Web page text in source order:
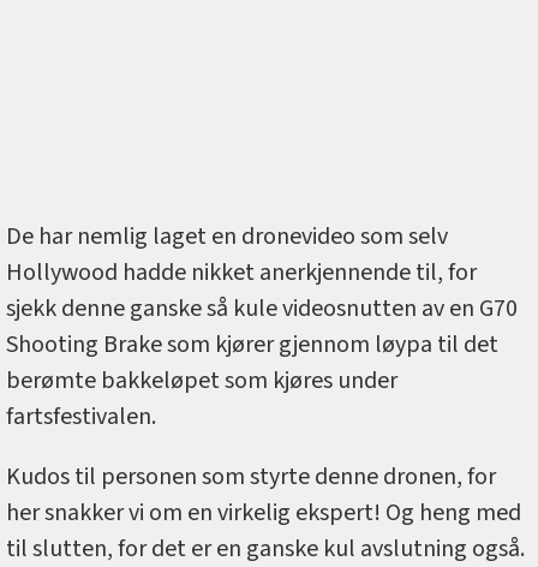
De har nemlig laget en dronevideo som selv
Hollywood hadde nikket anerkjennende til, for
sjekk denne ganske så kule videosnutten av en G70
Shooting Brake som kjører gjennom løypa til det
berømte bakkeløpet som kjøres under
fartsfestivalen.
Kudos til personen som styrte denne dronen, for
her snakker vi om en virkelig ekspert! Og heng med
til slutten, for det er en ganske kul avslutning også.